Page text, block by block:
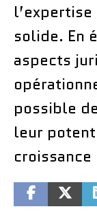
solide. En
aspects
possible
leur